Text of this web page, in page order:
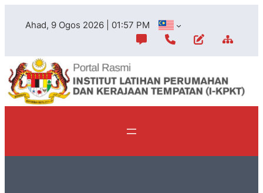
Ahad, 9 Ogos 2026 | 01:57 PM